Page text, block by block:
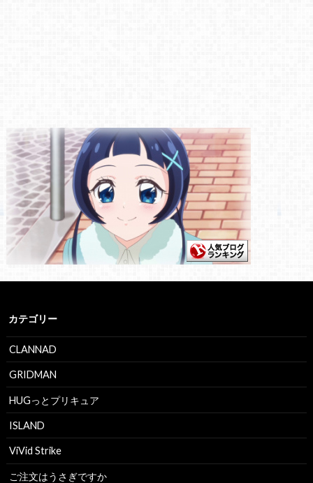
カテゴリー
CLANNAD
GRIDMAN
HUGっとプリキュア
ISLAND
ViVid Strike
ご注文はうさぎですか